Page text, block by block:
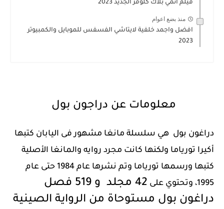
فيلم انمي بلاك كلوفر الجديد 2023
منذ بضع اعوام
افضل واجمد خلفية لايتاشي الفسفس للموبايل والكمبيوتر
2023
معلومات عن دراجون بول
دراغون بول هي سلسلة مانغا مشهور فى اليابان كتبها
أكيرا تورياما ولكنها كانت مجرد روايه والمانغا الأصلية
كتبها ورسمها تورياما وتم نشرها عام 1984 حتى عام
1995، وتحتوي على
42 مجلد
و 519 فصل
دراغون بول مستوحاة من الرواية الصينية